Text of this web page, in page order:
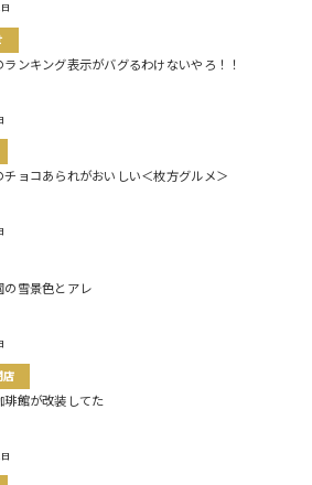
ランキング表示がバグるわけないやろ！！
チョコあられがおいしい＜枚方グルメ＞
の雪景色とアレ
店
琲館が改装してた